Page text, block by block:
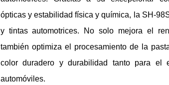
ópticas y estabilidad física y química, la SH-
y tintas automotrices. No solo mejora el
también optimiza el procesamiento de la
color duradero y durabilidad tanto para
automóviles.